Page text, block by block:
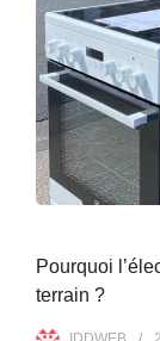
Pourquoi
terrain ?